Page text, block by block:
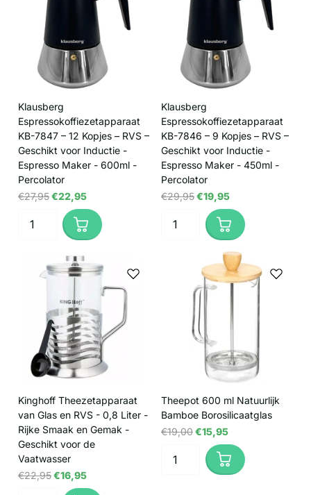
Klausberg
Espressokoffiezetapparaat
KB-7847 – 12 Kopjes – RVS –
Geschikt voor Inductie -
Espresso Maker - 600ml -
Percolator
€27,95€22,95
Klausberg
Espressokoffiezetapparaat
KB-7846 – 9 Kopjes – RVS –
Geschikt voor Inductie -
Espresso Maker - 450ml -
Percolator
€29,95€19,95
Kinghoff Theezetapparaat
van Glas en RVS - 0,8 Liter -
Rijke Smaak en Gemak -
Geschikt voor de
Vaatwasser
€22,95€16,95
Theepot 600 ml Natuurlijk
Bamboe Borosilicaatglas
€19,00€15,95